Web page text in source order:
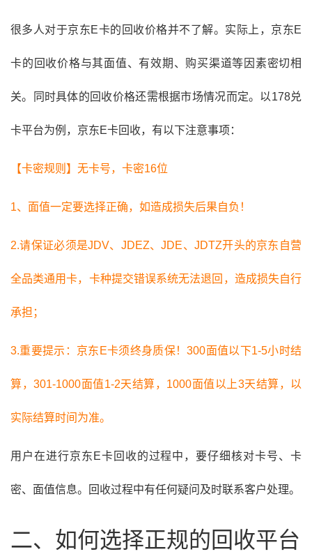
很多人对于京东E卡的回收价格并不了解。实际上，京东E
卡的回收价格与其面值、有效期、购买渠道等因素密切相
关。同时具体的回收价格还需根据市场情况而定。以178兑
卡平台为例，京东E卡回收，有以下注意事项：
【卡密规则】无卡号，卡密16位
1、面值一定要选择正确，如造成损失后果自负！
2.请保证必须是JDV、JDEZ、JDE、JDTZ开头的京东自营
全品类通用卡，卡种提交错误系统无法退回，造成损失自行
承担；
3.重要提示：京东E卡须终身质保！300面值以下1-5小时结
算，301-1000面值1-2天结算，1000面值以上3天结算，以
实际结算时间为准。
用户在进行京东E卡回收的过程中，要仔细核对卡号、卡
密、面值信息。回收过程中有任何疑问及时联系客户处理。
二、如何选择正规的回收平台